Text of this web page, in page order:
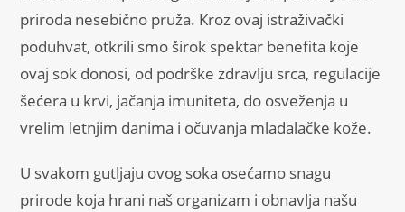
priroda nesebično pruža. Kroz ovaj istraživački
poduhvat, otkrili smo širok spektar benefita koje
ovaj sok donosi, od podrške zdravlju srca, regulacije
šećera u krvi, jačanja imuniteta, do osveženja u
vrelim letnjim danima i očuvanja mladalačke kože.
U svakom gutljaju ovog soka osećamo snagu
prirode koja hrani naš organizam i obnavlja našu